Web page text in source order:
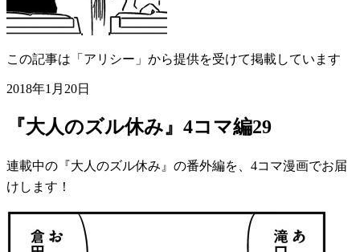
この記事は「アリシー」から提供を受けて掲載しています
2018年1月20日
『大人のズル休み』4コマ編29
連載中の『大人のズル休み』の番外編を、4コマ漫画でお届
けします！